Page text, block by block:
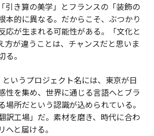
引き算の美学」とフランスの「装飾の
本的に異なる。だからこそ、ぶつかり
応が生まれる可能性がある。「文化と
方が違うことは、チャンスだと思いま
。
というプロジェクト名には、東京が日
性を集め、世界に通じる言語へとブラ
場所だという認識が込められている。
訳工場」だ。素材を磨き、時代に合わ
と届ける。